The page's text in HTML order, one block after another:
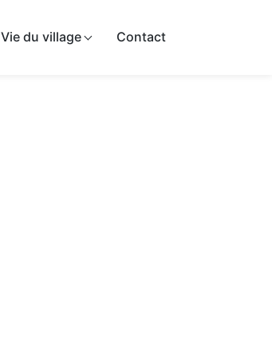
Vie du village Contact